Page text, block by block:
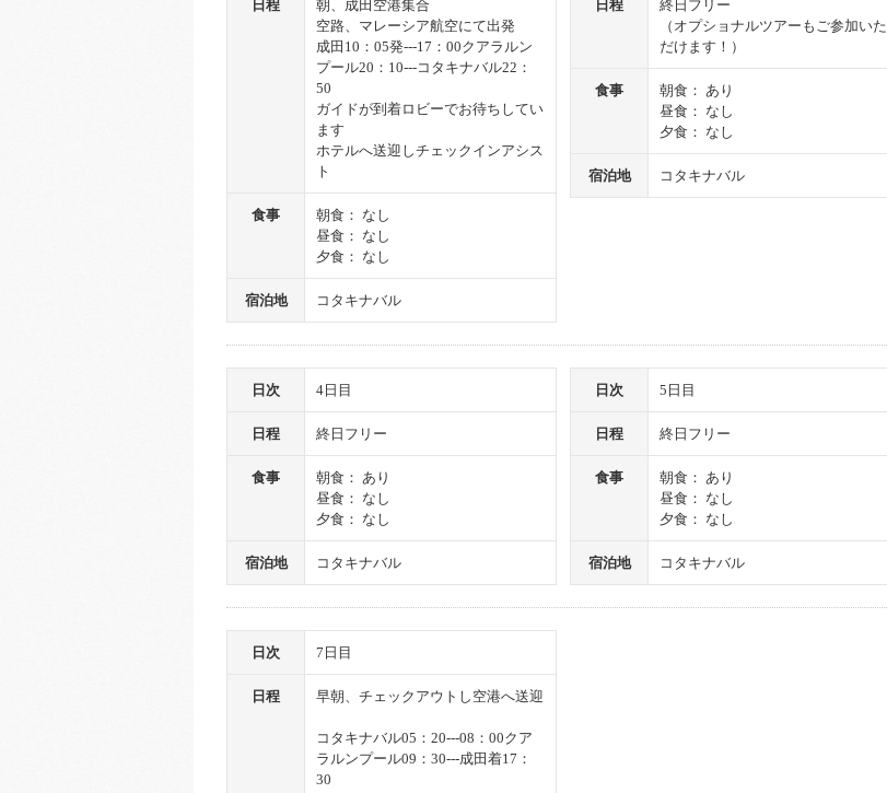
日程
朝、成田空港集合
空路、マレーシア航空にて出発
成田10：05発---17：00クアラルン
プール20：10---コタキナバル22：
50
ガイドが到着ロビーでお待ちしてい
ます
ホテルへ送迎しチェックインアシス
ト
食事
朝食： なし
昼食： なし
夕食： なし
宿泊地 コタキナバル
日程
終日フリー
（オプショナルツアーもご参加いた
だけます！）
食事
朝食： あり
昼食： なし
夕食： なし
宿泊地 コタキナバル
日次 4日目
日程 終日フリー
食事
朝食： あり
昼食： なし
夕食： なし
宿泊地 コタキナバル
日次 5日目
日程 終日フリー
食事
朝食： あり
昼食： なし
夕食： なし
宿泊地 コタキナバル
日次 7日目
日程 早朝、チェックアウトし空港へ送迎
コタキナバル05：20---08：00クア
ラルンプール09：30---成田着17：
30